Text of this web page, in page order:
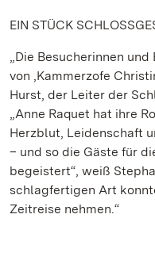
EIN STÜCK
„Die Besucherinnen
von ‚Kammerzofe
Hurst, der Leiter der
„Anne Raquet hat ihre
Herzblut, Leidenschaft
– und so die Gäste für
begeistert“, weiß
schlagfertigen Art
Zeitreise nehmen.“